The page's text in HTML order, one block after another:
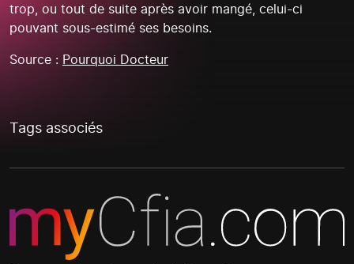
trop, ou tout de suite après avoir mangé, celui-ci
pouvant sous-estimé ses besoins.
Source : Pourquoi Docteur
Tags associés